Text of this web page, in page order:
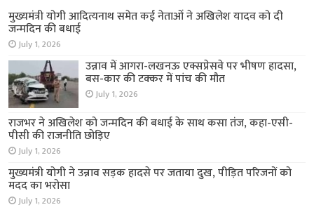
मुख्यमंत्री योगी आदित्यनाथ समेत कई नेताओं ने अखिलेश यादव को दी
जन्मदिन की बधाई
July 1, 2026
उन्नाव में आगरा-लखनऊ एक्सप्रेसवे पर भीषण हादसा,
बस-कार की टक्कर में पांच की मौत
July 1, 2026
राजभर ने अखिलेश को जन्मदिन की बधाई के साथ कसा तंज, कहा-एसी-
पीसी की राजनीति छोड़िए
July 1, 2026
मुख्यमंत्री योगी ने उन्नाव सड़क हादसे पर जताया दुख, पीड़ित परिजनों को
मदद का भरोसा
July 1, 2026